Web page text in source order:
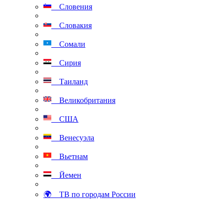
Словения
Словакия
Сомали
Сирия
Таиланд
Великобритания
США
Венесуэла
Вьетнам
Йемен
🌍 ТВ по городам России